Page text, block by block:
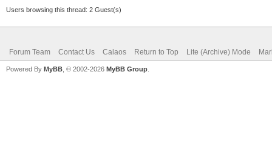
Users browsing this thread: 2 Guest(s)
Forum Team Contact Us Calaos Return to Top Lite (Archive) Mode
Powered By MyBB , © 2002-2026 MyBB Group